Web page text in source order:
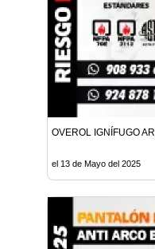
OVEROL IGNÍFUGO
el 13 de Mayo del 2025